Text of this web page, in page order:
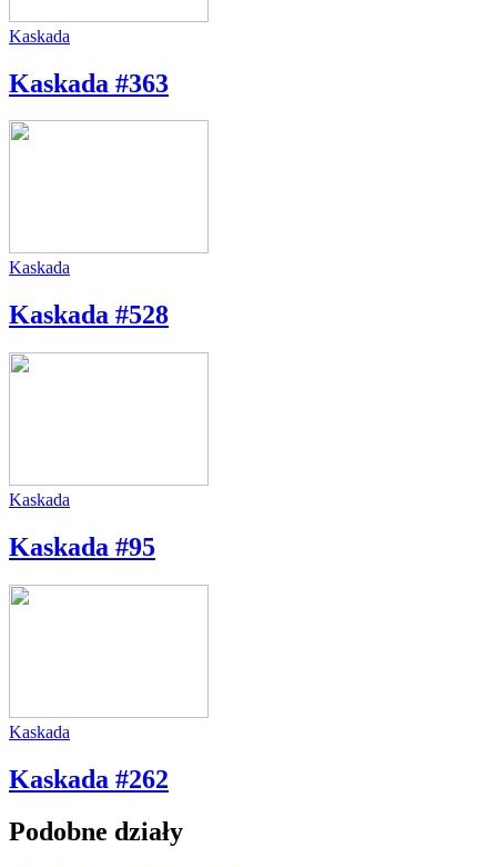
Kaskada
Kaskada #363
Kaskada
Kaskada #528
Kaskada
Kaskada #95
Kaskada
Kaskada #262
Podobne działy